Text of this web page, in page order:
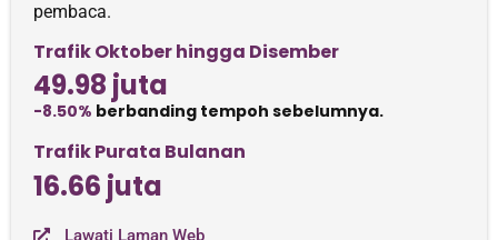
pembaca.
Trafik Oktober hingga Disember
49.98 juta
-8.50% berbanding tempoh sebelumnya.
Trafik Purata Bulanan
16.66 juta
Lawati Laman Web